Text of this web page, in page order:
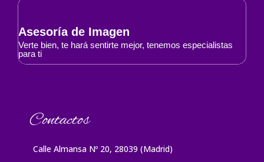
Asesoría de Imagen
Verte bien, te hará sentirte mejor, tenemos especialistas
para ti
Contactos
Calle Almansa Nº 20, 28039 (Madrid)